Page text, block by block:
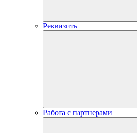
Реквизиты
Работа с партнерами